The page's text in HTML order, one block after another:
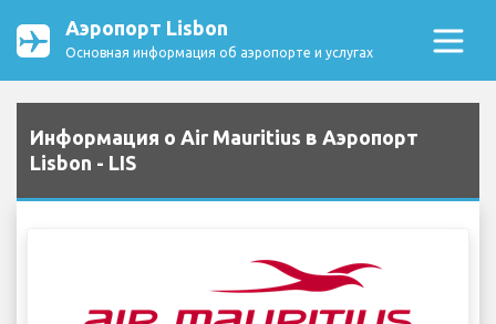
Аэропорт Lisbon
Основная информация об аэропорте и услугах
Информация о Air Mauritius в Аэропорт
Lisbon - LIS